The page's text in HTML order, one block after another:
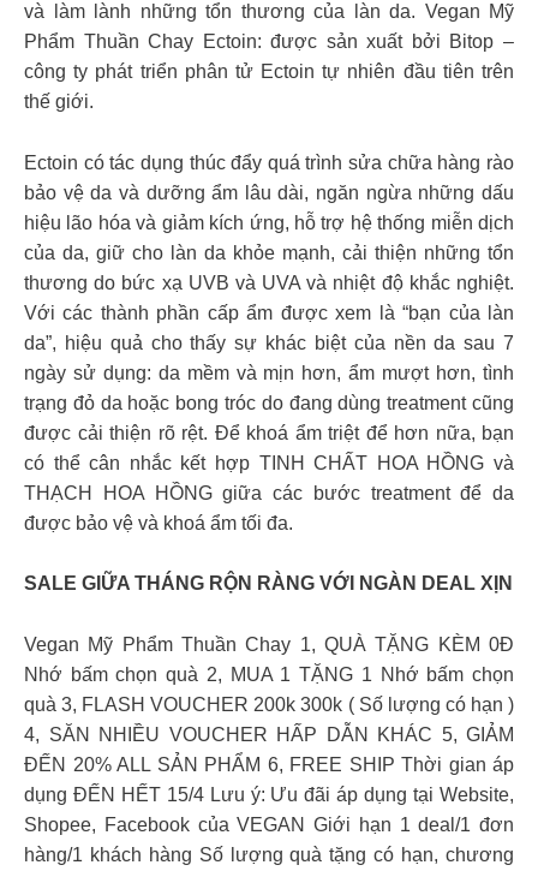
và làm lành những tổn thương của làn da. Vegan Mỹ
Phẩm Thuần Chay Ectoin: được sản xuất bởi Bitop –
công ty phát triển phân tử Ectoin tự nhiên đầu tiên trên
thế giới.
Ectoin có tác dụng thúc đẩy quá trình sửa chữa hàng rào
bảo vệ da và dưỡng ẩm lâu dài, ngăn ngừa những dấu
hiệu lão hóa và giảm kích ứng, hỗ trợ hệ thống miễn dịch
của da, giữ cho làn da khỏe mạnh, cải thiện những tổn
thương do bức xạ UVB và UVA và nhiệt độ khắc nghiệt.
Với các thành phần cấp ẩm được xem là “bạn của làn
da”, hiệu quả cho thấy sự khác biệt của nền da sau 7
ngày sử dụng: da mềm và mịn hơn, ẩm mượt hơn, tình
trạng đỏ da hoặc bong tróc do đang dùng treatment cũng
được cải thiện rõ rệt. Để khoá ẩm triệt để hơn nữa, bạn
có thể cân nhắc kết hợp TINH CHẤT HOA HỒNG và
THẠCH HOA HỒNG giữa các bước treatment để da
được bảo vệ và khoá ẩm tối đa.
SALE GIỮA THÁNG RỘN RÀNG VỚI NGÀN DEAL XỊN
Vegan Mỹ Phẩm Thuần Chay 1, QUÀ TẶNG KÈM 0Đ
Nhớ bấm chọn quà 2, MUA 1 TẶNG 1 Nhớ bấm chọn
quà 3, FLASH VOUCHER 200k 300k ( Số lượng có hạn )
4, SĂN NHIỀU VOUCHER HẤP DẪN KHÁC 5, GIẢM
ĐẾN 20% ALL SẢN PHẨM 6, FREE SHIP Thời gian áp
dụng ĐẾN HẾT 15/4 Lưu ý: Ưu đãi áp dụng tại Website,
Shopee, Facebook của VEGAN Giới hạn 1 deal/1 đơn
hàng/1 khách hàng Số lượng quà tặng có hạn, chương